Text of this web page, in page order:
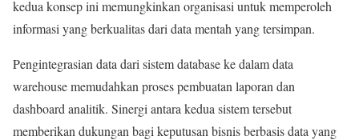
kedua konsep ini memungkinkan organisasi untuk memperoleh
informasi yang berkualitas dari data mentah yang tersimpan.
Pengintegrasian data dari sistem database ke dalam data
warehouse memudahkan proses pembuatan laporan dan
dashboard analitik. Sinergi antara kedua sistem tersebut
memberikan dukungan bagi keputusan bisnis berbasis data yang